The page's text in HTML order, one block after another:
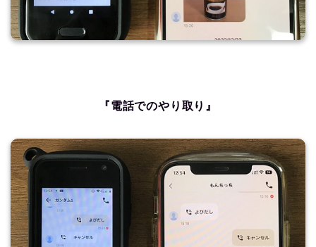
『電話でのやり取り』